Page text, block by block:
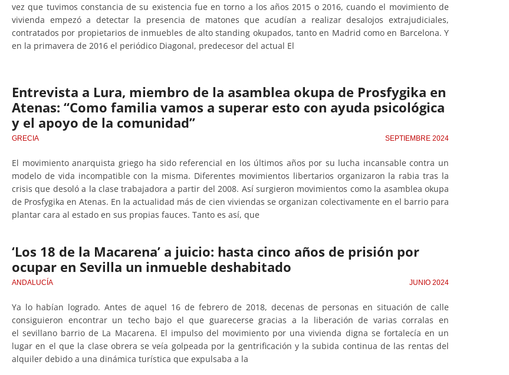
vez que tuvimos constancia de su existencia fue en torno a los años 2015 o 2016, cuando el movimiento de
vivienda empezó a detectar la presencia de matones que acudían a realizar desalojos extrajudiciales,
contratados por propietarios de inmuebles de alto standing okupados, tanto en Madrid como en Barcelona. Y
en la primavera de 2016 el periódico Diagonal, predecesor del actual El
Entrevista a Lura, miembro de la asamblea okupa de Prosfygika en
Atenas: “Como familia vamos a superar esto con ayuda psicológica
y el apoyo de la comunidad”
GRECIA SEPTIEMBRE 2024
El movimiento anarquista griego ha sido referencial en los últimos años por su lucha incansable contra un
modelo de vida incompatible con la misma. Diferentes movimientos libertarios organizaron la rabia tras la
crisis que desoló a la clase trabajadora a partir del 2008. Así surgieron movimientos como la asamblea okupa
de Prosfygika en Atenas. En la actualidad más de cien viviendas se organizan colectivamente en el barrio para
plantar cara al estado en sus propias fauces. Tanto es así, que
‘Los 18 de la Macarena’ a juicio: hasta cinco años de prisión por
ocupar en Sevilla un inmueble deshabitado
ANDALUCÍA JUNIO 2024
Ya lo habían logrado. Antes de aquel 16 de febrero de 2018, decenas de personas en situación de calle
consiguieron encontrar un techo bajo el que guarecerse gracias a la liberación de varias corralas en
el sevillano barrio de La Macarena. El impulso del movimiento por una vivienda digna se fortalecía en un
lugar en el que la clase obrera se veía golpeada por la gentrificación y la subida continua de las rentas del
alquiler debido a una dinámica turística que expulsaba a la